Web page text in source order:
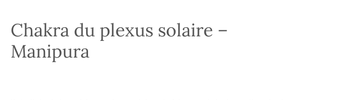
Chakra du plexus solaire –
Manipura